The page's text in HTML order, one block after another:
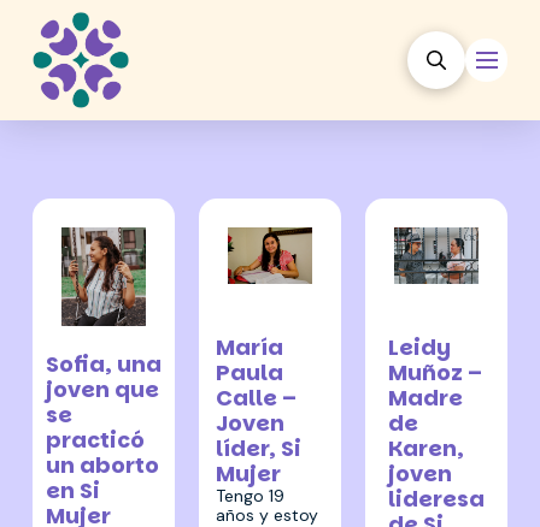
Sofia, una
joven que
se
practicó
un aborto
en Si
Mujer
María
Paula
Calle –
Joven
líder, Si
Mujer
Tengo 19
años y estoy
Leidy
Muñoz –
Madre
de
Karen,
joven
lideresa